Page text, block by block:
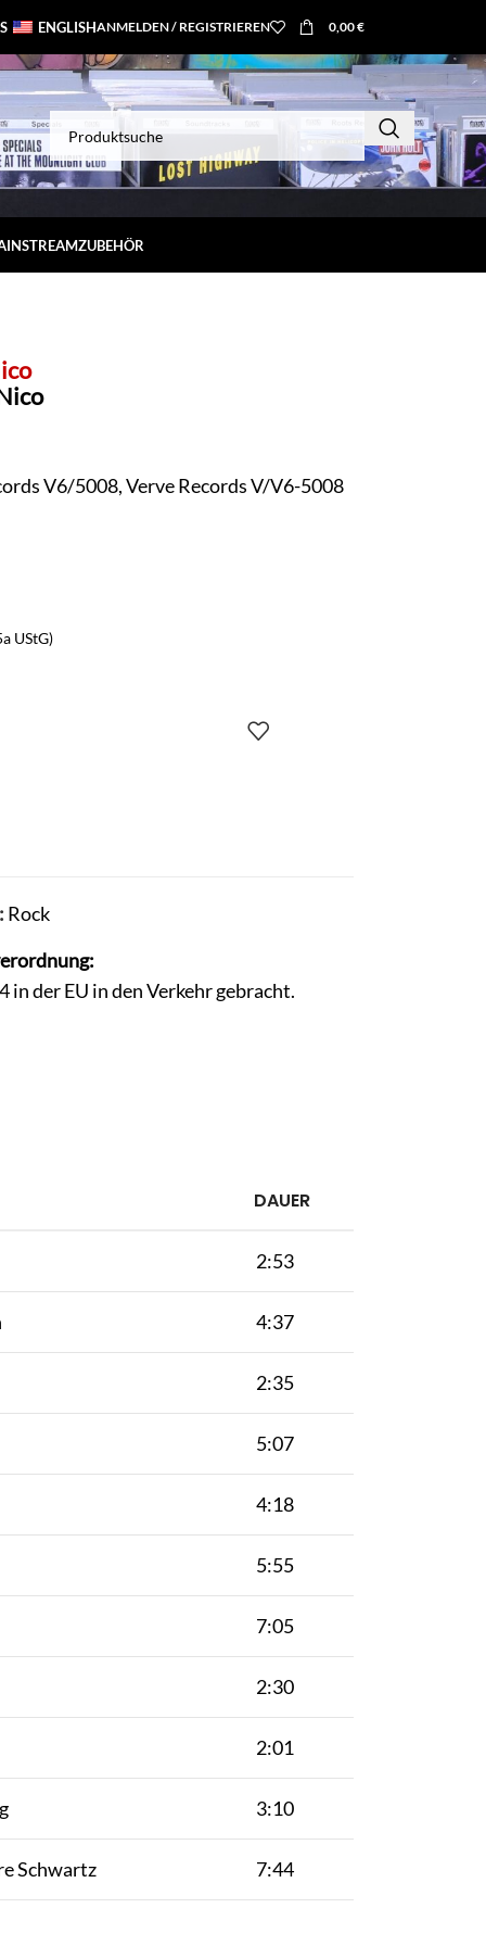
ENGLISHANMELDEN / REGISTRIEREN 0,00€
ZUBEHÖR
V6/5008, Verve Records V/V6-5008
UStG)
Rock
der EU in den Verkehr gebracht.
DAUER
2:53
4:37
2:35
5:07
4:18
5:55
7:05
2:30
2:01
3:10
Schwartz 7:44